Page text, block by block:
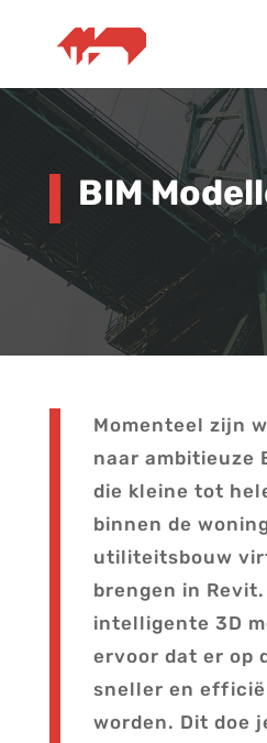
BIM
Momenteel zijn
naar ambitieuze
die kleine tot
binnen de
utiliteitsbouw
brengen in
intelligente 3D
ervoor dat er op
sneller en
worden. Dit doe